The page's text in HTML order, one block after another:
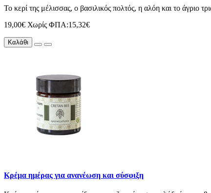
Το κερί της μέλισσας, ο βασιλικός πολτός, η αλόη και το άγριο
19,00€ Χωρίς ΦΠΑ:15,32€
Καλάθι
Κρέμα ημέρας για ανανέωση και σύσφιξη